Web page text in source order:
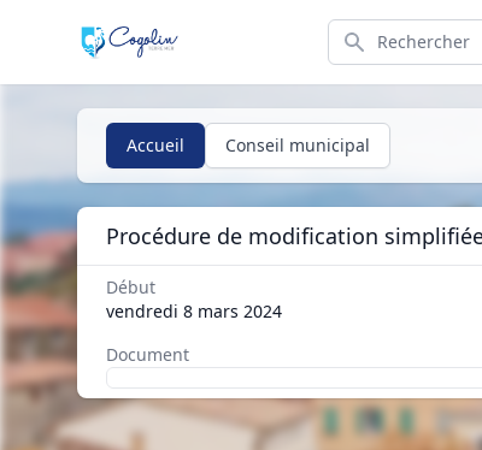
Search
Accueil Conseil municipal
Procédure de modification
Début
vendredi 8 mars 2024
Document